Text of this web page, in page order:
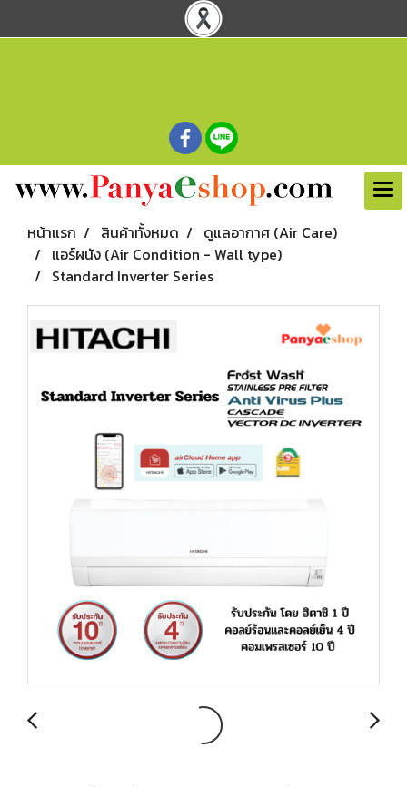
หน้าแรก สินค้าทั้งหมด
ดูแลอากาศ (Air Care)
แอร์ผนัง (Air Condition - Wall type)
Standard Inverter Series